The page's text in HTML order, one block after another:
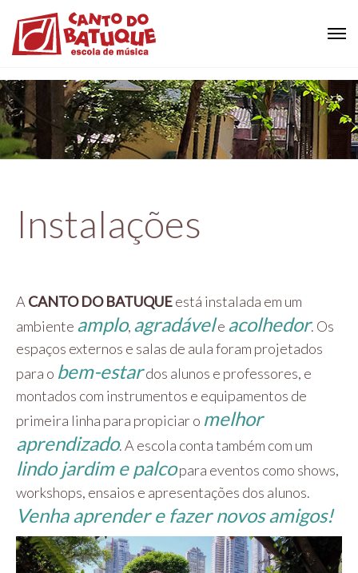
Instalações
A CANTO DO BATUQUEestá instalada em um
ambiente amplo, agradávele acolhedor. Os
espaços externos e salas de aula foram projetados
para o bem-estardos alunos e professores, e
montados com instrumentos e equipamentos de
primeira linha para propiciar o melhor
aprendizado. A escola conta também com um
lindo jardim e palcopara eventos como shows,
workshops, ensaios e apresentações dos alunos.
Venha aprender e fazer novos amigos!